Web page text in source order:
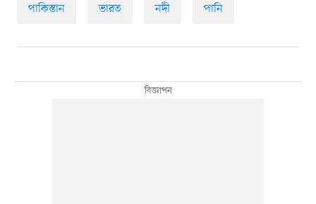
পাকিস্তান ভারত নদী পানি